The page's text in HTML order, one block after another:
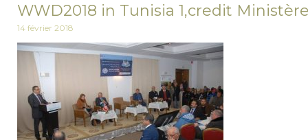
WWD2018 in Tunisia 1,credit
14 février 2018